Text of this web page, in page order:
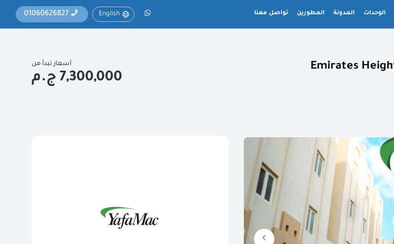
الوحدات المدونة المطورين تواصل معنا English
01060626827
أسعار تبدأ من
7,300,000 ج.م